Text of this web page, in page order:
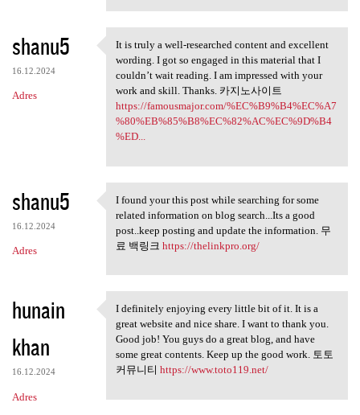
shanu5
16.12.2024
Adres
It is truly a well-researched
It is truly a well-researched content and excellent
wording. I got so engaged in this material that I
couldn’t wait reading. I am impressed with your
work and skill. Thanks. 카지노사이트
https://famousmajor.com/%EC%B9%B4%EC%A7
%80%EB%85%B8%EC%82%AC%EC%9D%B4
%ED...
shanu5
16.12.2024
Adres
I found your this post while
I found your this post while searching for some
related information on blog search...Its a good
post..keep posting and update the information. 무
료 백링크 https://thelinkpro.org/
hunain
khan
16.12.2024
Adres
I definitely enjoying every
I definitely enjoying every little bit of it. It is a
great website and nice share. I want to thank you.
Good job! You guys do a great blog, and have
some great contents. Keep up the good work. 토토
커뮤니티 https://www.toto119.net/